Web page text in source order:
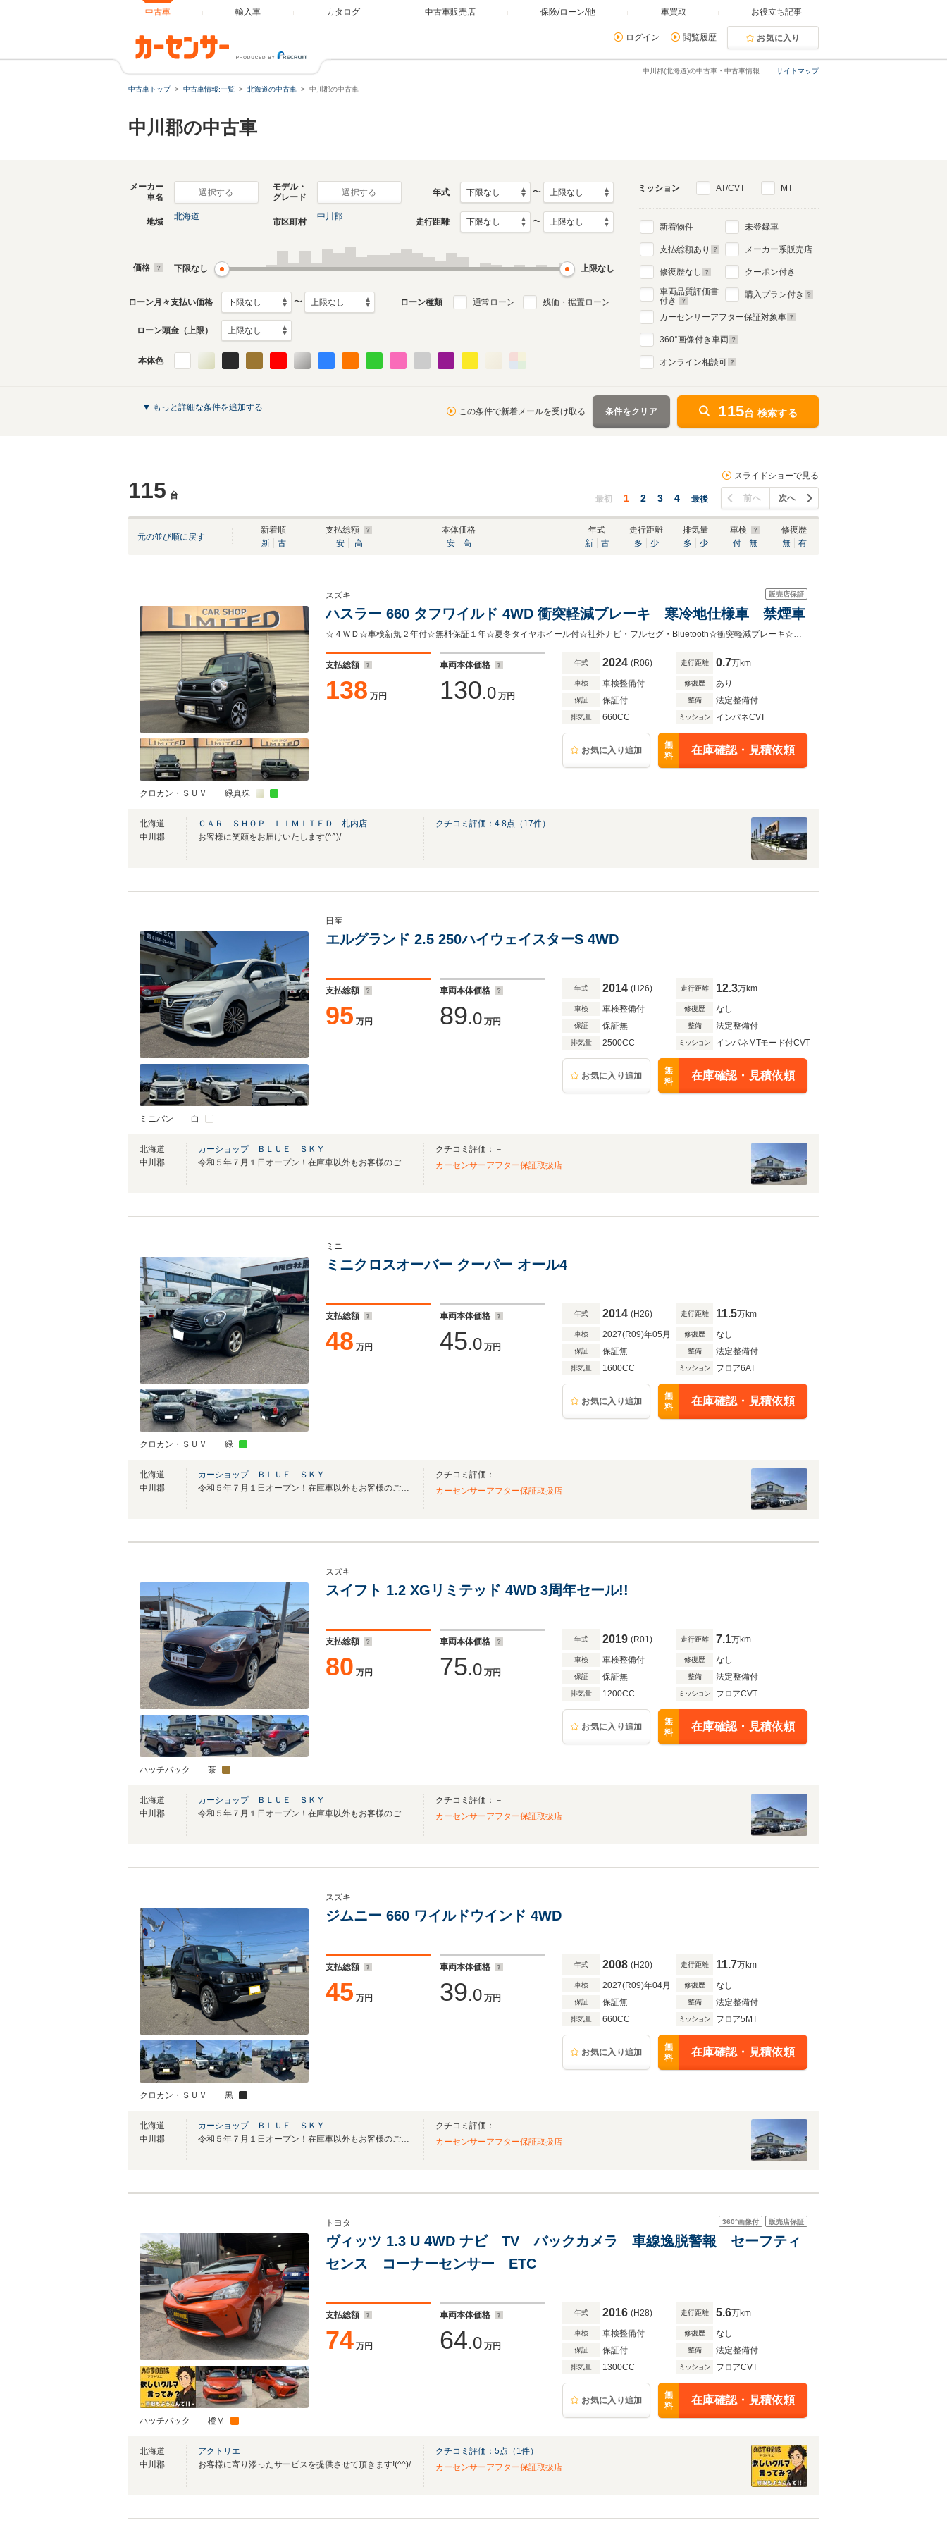
中古車 輸入車 カタログ 中古車販売店 保険/ローン/他 車買取 お役立ち記事
ログイン 閲覧履歴 お気に入り
サイトマップ
中川郡(北海道)の中古車・中古車情報
中古車トップ 中古車情報:一覧 北海道の中古車 中川郡の中古車
中川郡の中古車
メーカー
車名
選択する
モデル・
グレード
選択する 年式 〜
地域
北海道
市区町村
中川郡
走行距離 〜
価格 下限なし 上限なし
ローン月々支払い価格 〜 ローン種類 通常ローン 残価・据置ローン
ローン頭金（上限）
本体色
ミッション AT/CVT MT
新着物件
支払総額あり
修復歴なし
車両品質評価書
付き
未登録車
メーカー系販売店
クーポン付き
購入プラン付き
カーセンサーアフター保証対象車
360°画像付き車両
オンライン相談可
▼ もっと詳細な条件を追加する この条件で新着メールを受け取る 条件をクリア 115台 検索する
115 台
スライドショーで見る
最初 1 2 3 4 最後 前へ 次へ
元の並び順に戻す
新着順
新
古
支払総額
安
高
本体価格
安
高
年式
新
古
走行距離
多
少
排気量
多
少
車検
付
無
修復歴
無
有
クロカン・ＳＵＶ 緑真珠
販売店保証
スズキ
ハスラー 660 タフワイルド 4WD 衝突軽減ブレーキ 寒冷地仕様車 禁煙車
☆４ＷＤ☆車検新規２年付☆無料保証１年☆夏冬タイヤホイール付☆社外ナビ・フルセグ・Bluetooth☆衝突軽減ブレーキ☆横滑り防止機能☆シートヒーター☆寒冷地仕様車☆禁煙車☆
支払総額
138 万円
車両本体価格
130.0 万円
年式 2024 (R06) 走行距離 0.7万km
車検 車検整備付 修復歴 あり
保証 保証付 整備 法定整備付
排気量 660CC ミッション インパネCVT
お気に入り追加
無
料
在庫確認・見積依頼
北海道
中川郡
ＣＡＲ ＳＨＯＰ ＬＩＭＩＴＥＤ 札内店
お客様に笑顔をお届けいたします(^^)/
クチコミ評価： 4.8点（ 17件）
ミニバン 白
日産
エルグランド 2.5 250ハイウェイスターS 4WD
支払総額
95 万円
車両本体価格
89.0 万円
年式 2014 (H26) 走行距離 12.3万km
車検 車検整備付 修復歴 なし
保証 保証無 整備 法定整備付
排気量 2500CC ミッション インパネMTモード付CVT
お気に入り追加
無
料
在庫確認・見積依頼
北海道
中川郡
カーショップ ＢＬＵＥ ＳＫＹ
令和５年７月１日オープン！在庫車以外もお客様のご要望に合わせた車お探しいたします
クチコミ評価：－
カーセンサーアフター保証取扱店
クロカン・ＳＵＶ 緑
ミニ
ミニクロスオーバー クーパー オール4
支払総額
48 万円
車両本体価格
45.0 万円
年式 2014 (H26) 走行距離 11.5万km
車検 2027(R09)年05月 修復歴 なし
保証 保証無 整備 法定整備付
排気量 1600CC ミッション フロア6AT
お気に入り追加
無
料
在庫確認・見積依頼
北海道
中川郡
カーショップ ＢＬＵＥ ＳＫＹ
令和５年７月１日オープン！在庫車以外もお客様のご要望に合わせた車お探しいたします
クチコミ評価：－
カーセンサーアフター保証取扱店
ハッチバック 茶
スズキ
スイフト 1.2 XGリミテッド 4WD 3周年セール!!
支払総額
80 万円
車両本体価格
75.0 万円
年式 2019 (R01) 走行距離 7.1万km
車検 車検整備付 修復歴 なし
保証 保証無 整備 法定整備付
排気量 1200CC ミッション フロアCVT
お気に入り追加
無
料
在庫確認・見積依頼
北海道
中川郡
カーショップ ＢＬＵＥ ＳＫＹ
令和５年７月１日オープン！在庫車以外もお客様のご要望に合わせた車お探しいたします
クチコミ評価：－
カーセンサーアフター保証取扱店
クロカン・ＳＵＶ 黒
スズキ
ジムニー 660 ワイルドウインド 4WD
支払総額
45 万円
車両本体価格
39.0 万円
年式 2008 (H20) 走行距離 11.7万km
車検 2027(R09)年04月 修復歴 なし
保証 保証無 整備 法定整備付
排気量 660CC ミッション フロア5MT
お気に入り追加
無
料
在庫確認・見積依頼
北海道
中川郡
カーショップ ＢＬＵＥ ＳＫＹ
令和５年７月１日オープン！在庫車以外もお客様のご要望に合わせた車お探しいたします
クチコミ評価：－
カーセンサーアフター保証取扱店
ハッチバック 橙Ｍ
360°画像付 販売店保証
トヨタ
ヴィッツ 1.3 U 4WD ナビ TV バックカメラ 車線逸脱警報 セーフティ
センス コーナーセンサー ETC
支払総額
74 万円
車両本体価格
64.0 万円
年式 2016 (H28) 走行距離 5.6万km
車検 車検整備付 修復歴 なし
保証 保証付 整備 法定整備付
排気量 1300CC ミッション フロアCVT
お気に入り追加
無
料
在庫確認・見積依頼
北海道
中川郡
アクトリエ
お客様に寄り添ったサービスを提供させて頂きます!(^^)/
クチコミ評価： 5点（ 1件）
カーセンサーアフター保証取扱店